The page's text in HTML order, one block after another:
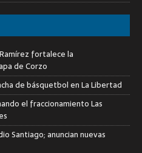
fortalece la
de Corzo
de básquetbol en La Libertad
el fraccionamiento Las
Santiago; anuncian nuevas